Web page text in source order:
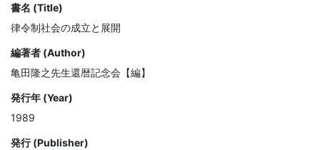
書名 (Title)
律令制社会の成立と展開
編著者 (Author)
亀田隆之先生還暦記念会【編】
発行年 (Year)
1989
発行 (Publisher)